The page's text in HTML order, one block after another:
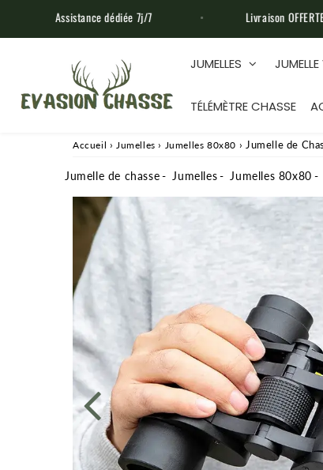
dédiée 7j/7 Livraison OFFERTE sans minimum
JUMELLES
TÉLÉMÈTRE CHASSE
Accueil › Jumelles › Jumelles 80x80 › Jumelle de
Jumelle de chasse Jumelles Jumelles 80x80